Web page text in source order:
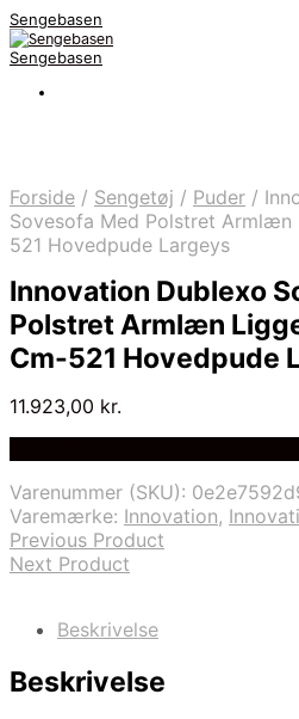
Sengebasen
Sengebasen
Forside / Sengetøj / Puder /
Sovesofa Med Polstret Armlæn
521 Hovedpude Largeys
Innovation Dublexo
Polstret Armlæn
Cm-521 Hovedpude
11.923,00 kr.
Varenummer (SKU):
Varemærke: Innovation,
Previous Product
Next Product
Beskrivelse
Beskrivelse